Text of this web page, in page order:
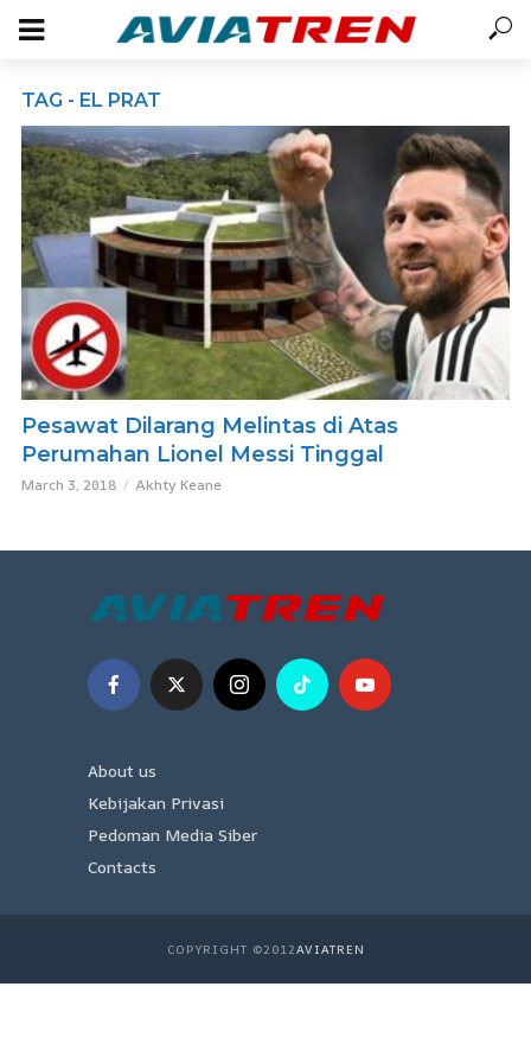
TAG - EL PRAT
Pesawat Dilarang Melintas di Atas
Perumahan Lionel Messi Tinggal
March 3, 2018 Akhty Keane
About us
Kebijakan Privasi
Pedoman Media Siber
Contacts
COPYRIGHT ©2012AVIATREN